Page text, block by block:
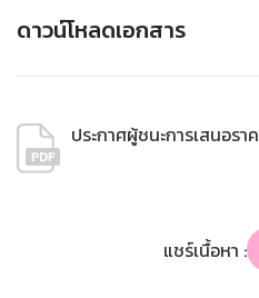
ดาวน์โหลดเอกสาร
ประกาศผู้ชนะการเสนอร
แชร์เนื้อหา :